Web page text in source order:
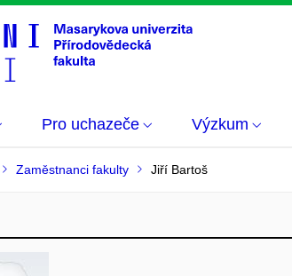
Pro uchazeče Výzkum
Zaměstnanci fakulty Jiří Bartoš